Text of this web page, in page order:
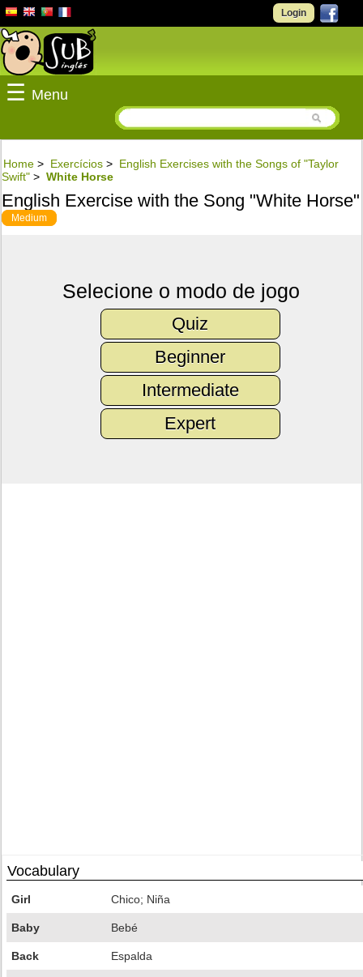
Login
☰ Menu
Home > Exercícios > English Exercises with the Songs of "Taylor
Swift" > White Horse
English Exercise with the Song "White Horse"
Medium
Selecione o modo de jogo
Quiz
Beginner
Intermediate
Expert
Vocabulary
Girl Chico; Niña
Baby Bebé
Back Espalda